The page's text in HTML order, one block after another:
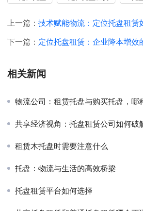
上一篇： 技术赋能物流：定位托盘租赁如
下一篇： 定位托盘租赁：企业降本增效
相关新闻
物流公司：租赁托盘与购买托盘，哪
共享经济视角：托盘租赁公司如何破解行业
租赁木托盘时需要注意什么
托盘：物流与生活的高效桥梁
托盘租赁平台如何选择